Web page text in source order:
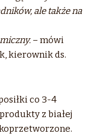
ale także na
– mówi
kierownik ds.
co 3-4
z białej